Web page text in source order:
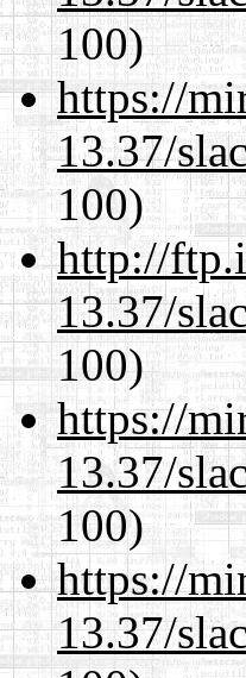
100)
https://
13.37/
100)
http://
13.37/
100)
https://
13.37/
100)
https://
13.37/